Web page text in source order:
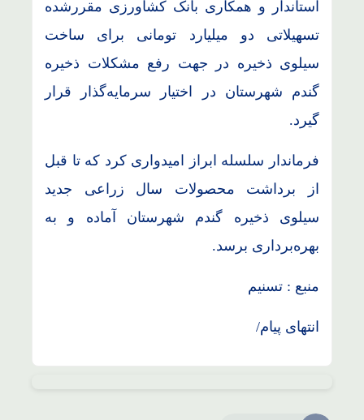
استاندار و همکاری بانک کشاورزی مقررشده
تسهیلاتی دو میلیارد تومانی برای ساخت
سیلوی ذخیره در جهت رفع مشکلات ذخیره
گندم شهرستان در اختیار سرمایه‌گذار قرار
گیرد.
فرماندار سلسله ابراز امیدواری کرد که تا قبل
از برداشت محصولات سال زراعی جدید
سیلوی ذخیره گندم شهرستان آماده و به
بهره‌برداری برسد.
منبع : تسنیم
انتهای پیام/